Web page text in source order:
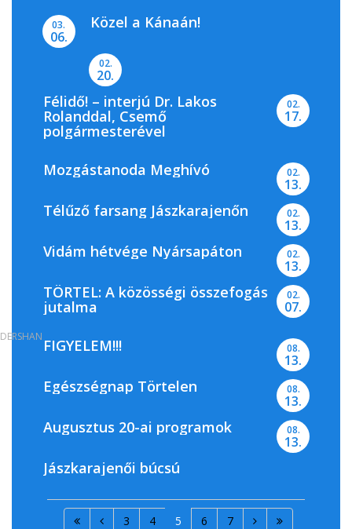
03.
06.
Közel a Kánaán!
02.
20.
Félidő! – interjú Dr. Lakos
Rolanddal, Csemő
polgármesterével
02.
17.
Mozgástanoda Meghívó 02.
13.
Télűző farsang Jászkarajenőn 02.
13.
Vidám hétvége Nyársapáton 02.
13.
TÖRTEL: A közösségi összefogás
jutalma
02.
07.
FIGYELEM!!! 08.
13.
Egészségnap Törtelen 08.
13.
Augusztus 20-ai programok 08.
13.
Jászkarajenői búcsú
3 4 5 6 7
DERSHAN